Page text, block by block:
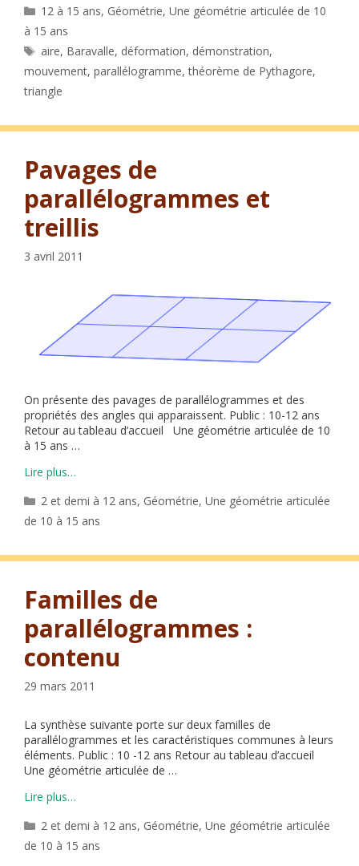
Catégories
12 à 15 ans, Géométrie,Une géométrie articulée de 10
à 15 ans
Étiquettes
aire, Baravalle, déformation, démonstration,
mouvement, parallélogramme,théorème de Pythagore,
triangle
Pavages de
parallélogrammes et
treillis
3 avril 2011
On présente des pavages de parallélogrammes et des
propriétés des angles qui apparaissent. Public : 10-12 ans
Retour au tableau d’accueil Une géométrie articulée de 10
à 15 ans …
Lire plus…
Catégories
2 et demi à 12 ans, Géométrie,Une géométrie articulée
de 10 à 15 ans
Familles de
parallélogrammes :
contenu
29 mars 2011
La synthèse suivante porte sur deux familles de
parallélogrammes et les caractéristiques communes à leurs
éléments. Public : 10 -12 ans Retour au tableau d’accueil
Une géométrie articulée de …
Lire plus…
Catégories
2 et demi à 12 ans, Géométrie,Une géométrie articulée
de 10 à 15 ans